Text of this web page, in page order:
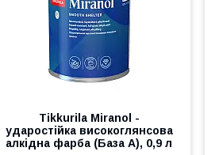
Tikkurila Miranol -
ударостійка високоглянсова
алкідна фарба (База А), 0,9 л